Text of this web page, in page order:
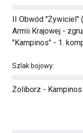
II Obwód "Żywiciel"
Armii Krajowej -
"Kampinos" - 1.
Szlak bojowy:
Żoliborz - Kampinos